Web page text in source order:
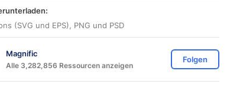
(SVG und EPS), PNG und PSD
Magnific
Alle 3,282,856 Ressourcen anzeigen
Folgen